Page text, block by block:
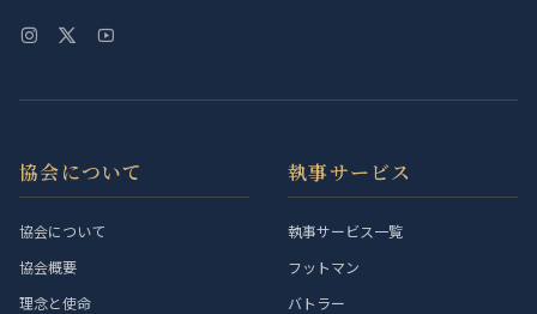
協会について
協会について
協会概要
理念と使命
執事サービス
執事サービス一覧
フットマン
バトラー